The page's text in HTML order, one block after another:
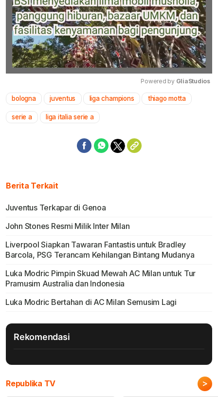
Mute
Powered by GliaStudios
bologna juventus liga champions thiago motta
serie a liga italia serie a
Berita Terkait
Juventus Terkapar di Genoa
John Stones Resmi Milik Inter Milan
Liverpool Siapkan Tawaran Fantastis untuk Bradley
Barcola, PSG Terancam Kehilangan Bintang Mudanya
Luka Modric Pimpin Skuad Mewah AC Milan untuk Tur
Pramusim Australia dan Indonesia
Luka Modric Bertahan di AC Milan Semusim Lagi
Rekomendasi
Republika TV >